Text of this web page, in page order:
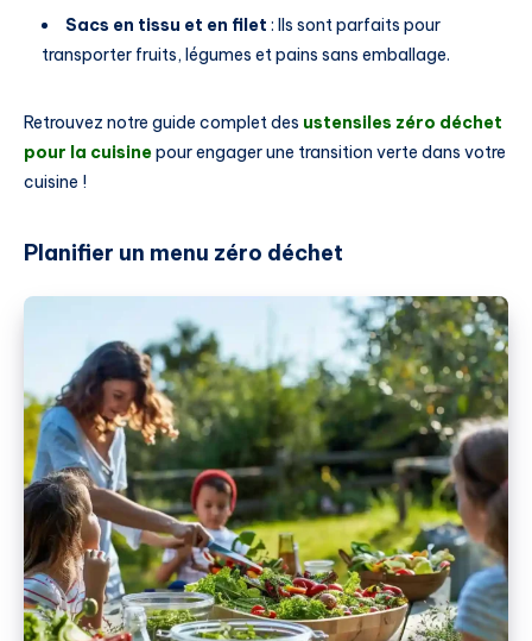
Sacs en tissu et en filet : Ils sont parfaits pour
transporter fruits, légumes et pains sans emballage.
Retrouvez notre guide complet des ustensiles zéro déchet
pour la cuisinepour engager une transition verte dans votre
cuisine !
Planifier un menu zéro déchet